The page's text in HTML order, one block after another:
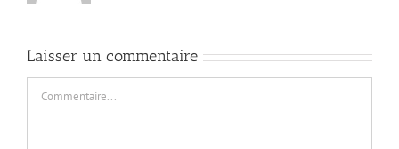
Laisser un commentaire